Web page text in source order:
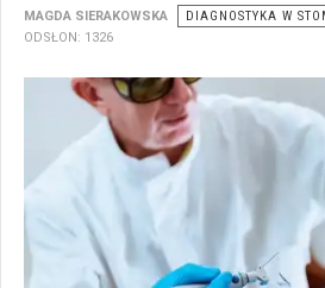
MAGDA SIERAKOWSKA DIAGNOSTYKA W
ODSŁON: 1326